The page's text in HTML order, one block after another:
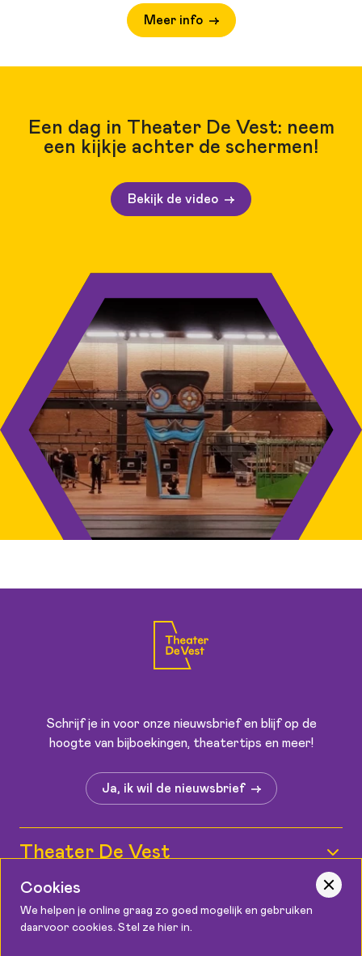
Meer info
Een dag in Theater De Vest: neem
een kijkje achter de schermen!
Bekijk de video
Schrijf je in voor onze nieuwsbrief en blijf op de
hoogte van bijboekingen, theatertips en meer!
Ja, ik wil de nieuwsbrief
Theater De Vest
Wie zijn wij?
Medewerkers
Informatie
Cookies
We helpen je online graag zo goed mogelijk en gebruiken
daarvoor cookies. Stel ze hier in.